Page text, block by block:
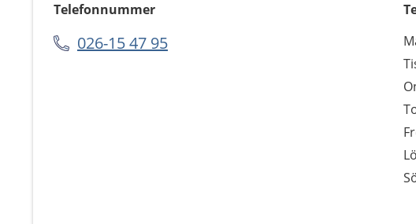
Telefonnummer
026-15 47 95